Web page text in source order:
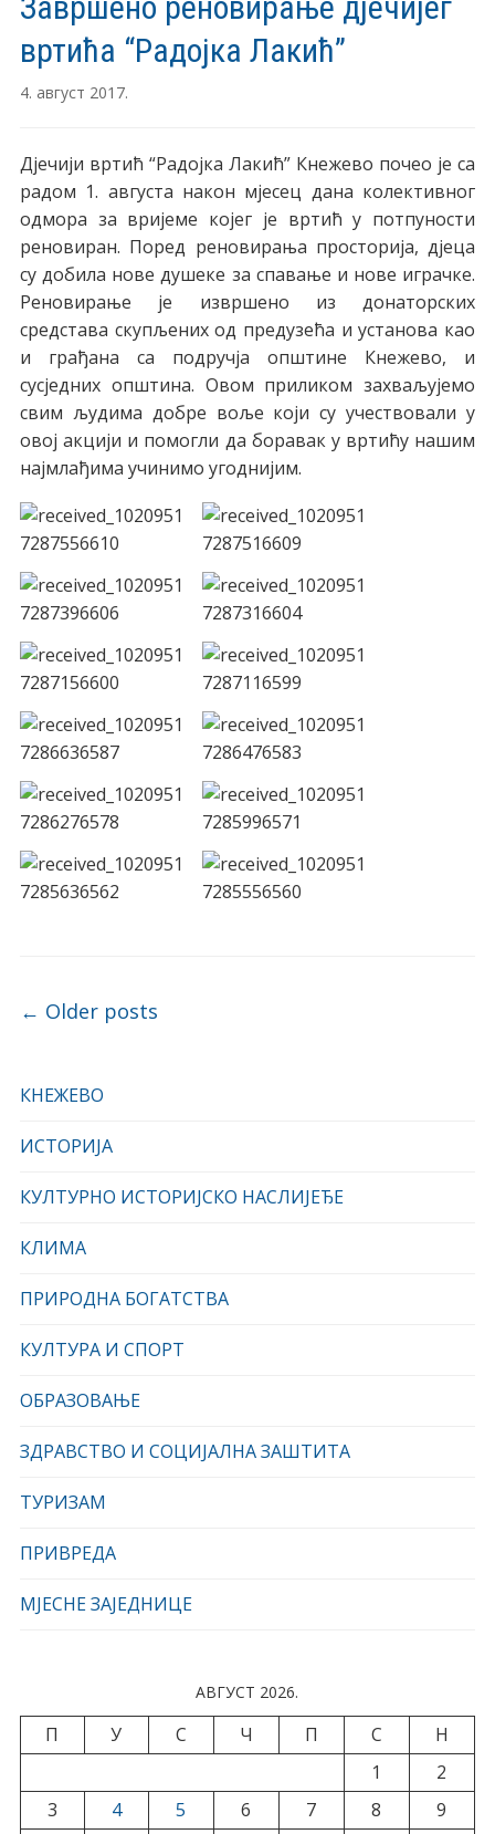
КНЕЖЕВО
ИСТОРИЈА
КУЛТУРНО ИСТОРИЈСКО НАСЛИЈЕЂЕ
КЛИМА
ПРИРОДНА БОГАТСТВА
КУЛТУРА И СПОРТ
ОБРАЗОВАЊЕ
ЗДРАВСТВО И СОЦИЈАЛНА ЗАШТИТА
ТУРИЗАМ
ПРИВРЕДА
МЈЕСНЕ ЗАЈЕДНИЦЕ
АВГУСТ 2026.
П У С Ч П С
Н
1
2
3
4 5 6 7 8
9
вртића “Радојка Лакић”
4. август 2017.
Дјечији вртић “Радојка Лакић” Кнежево почео је са
радом 1. августа након мјесец дана колективног
одмора за вријеме којег је вртић у потпуности
реновиран. Поред реновирања просторија, дјеца
су добила нове душеке за спавање и нове играчке.
Реновирање је извршено из донаторских
средстава скупљених од предузећа и установа као
и грађана са подручја општине Кнежево, и
сусједних општина. Овом приликом захваљујемо
свим људима добре воље који су учествовали у
овој акцији и помогли да боравак у вртићу нашим
најмлађима учинимо угоднијим.
Post navigation
← Older posts